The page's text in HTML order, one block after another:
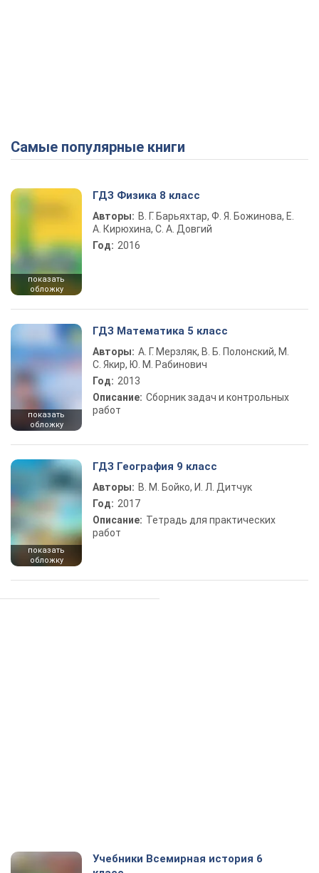
Самые популярные книги
показать
обложку
ГДЗ Физика 8 класс
Авторы: В. Г. Барьяхтар, Ф. Я. Божинова, Е.
А. Кирюхина, С. А. Довгий
Год: 2016
показать
обложку
ГДЗ Математика 5 класс
Авторы: А. Г. Мерзляк, В. Б. Полонский, М.
С. Якир, Ю. М. Рабинович
Год: 2013
Описание: Сборник задач и контрольных
работ
показать
обложку
ГДЗ География 9 класс
Авторы: В. М. Бойко, И. Л. Дитчук
Год: 2017
Описание: Тетрадь для практических
работ
Учебники Всемирная история 6